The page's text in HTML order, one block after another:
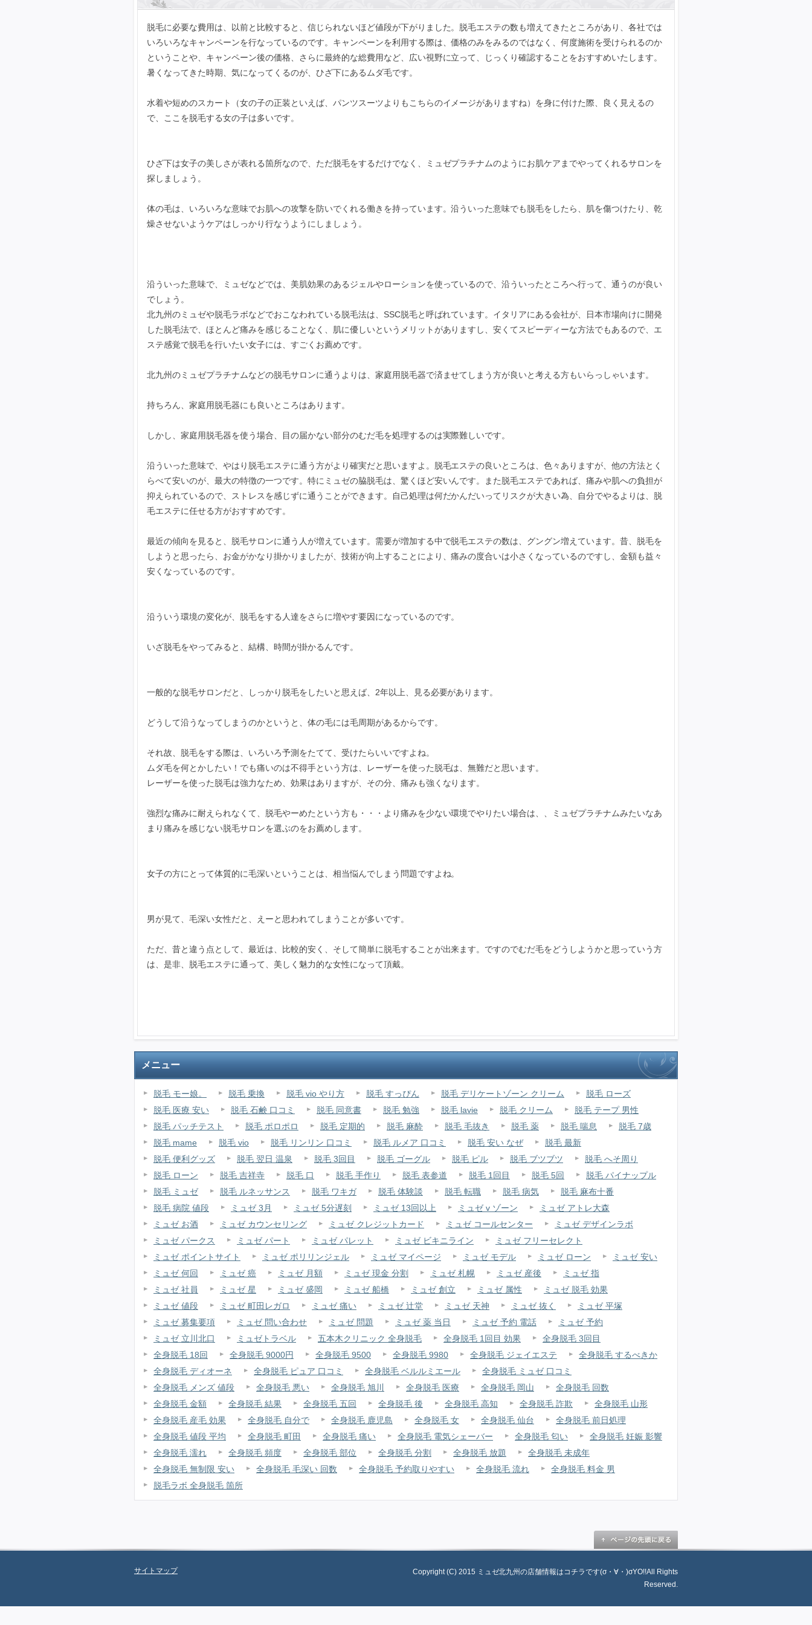
脱毛に必要な費用は、以前と比較すると、信じられないほど値段が下がりました。脱毛エステの数も増えてきたところがあり、各社では
いろいろなキャンペーンを行なっているのです。キャンペーンを利用する際は、価格のみをみるのではなく、何度施術を受けられるのか
ということや、キャンペーン後の価格、さらに最終的な総費用など、広い視野に立って、じっくり確認することをおすすめいたします。
暑くなってきた時期、気になってくるのが、ひざ下にあるムダ毛です。
水着や短めのスカート（女の子の正装といえば、パンツスーツよりもこちらのイメージがありますね）を身に付けた際、良く見えるの
で、ここを脱毛する女の子は多いです。
ひざ下は女子の美しさが表れる箇所なので、ただ脱毛をするだけでなく、ミュゼプラチナムのようにお肌ケアまでやってくれるサロンを
探しましょう。
体の毛は、いろいろな意味でお肌への攻撃を防いでくれる働きを持っています。沿ういった意味でも脱毛をしたら、肌を傷つけたり、乾
燥させないようケアはしっかり行なうようにしましょう。
沿ういった意味で、ミュゼなどでは、美肌効果のあるジェルやローションを使っているので、沿ういったところへ行って、通うのが良い
でしょう。
北九州のミュゼや脱毛ラボなどでおこなわれている脱毛法は、SSC脱毛と呼ばれています。イタリアにある会社が、日本市場向けに開発
した脱毛法で、ほとんど痛みを感じることなく、肌に優しいというメリットがありますし、安くてスピーディーな方法でもあるので、エ
ステ感覚で脱毛を行いたい女子には、すごくお薦めです。
北九州のミュゼプラチナムなどの脱毛サロンに通うよりは、家庭用脱毛器で済ませてしまう方が良いと考える方もいらっしゃいます。
持ちろん、家庭用脱毛器にも良いところはあります。
しかし、家庭用脱毛器を使う場合、目の届かない部分のむだ毛を処理するのは実際難しいです。
沿ういった意味で、やはり脱毛エステに通う方がより確実だと思いますよ。脱毛エステの良いところは、色々ありますが、他の方法とく
らべて安いのが、最大の特徴の一つです。特にミュゼの脇脱毛は、驚くほど安いんです。また脱毛エステであれば、痛みや肌への負担が
抑えられているので、ストレスを感じずに通うことができます。自己処理は何だかんだいってリスクが大きい為、自分でやるよりは、脱
毛エステに任せる方がおすすめです。
最近の傾向を見ると、脱毛サロンに通う人が増えています。需要が増加する中で脱毛エステの数は、グングン増えています。昔、脱毛を
しようと思ったら、お金がかなり掛かりましたが、技術が向上することにより、痛みの度合いは小さくなっているのですし、金額も益々
安くなっているのです。
沿ういう環境の変化が、脱毛をする人達をさらに増やす要因になっているのです。
いざ脱毛をやってみると、結構、時間が掛かるんです。
一般的な脱毛サロンだと、しっかり脱毛をしたいと思えば、2年以上、見る必要があります。
どうして沿うなってしまうのかというと、体の毛には毛周期があるからです。
それ故、脱毛をする際は、いろいろ予測をたてて、受けたらいいですよね。
ムダ毛を何とかしたい！でも痛いのは不得手という方は、レーザーを使った脱毛は、無難だと思います。
レーザーを使った脱毛は強力なため、効果はありますが、その分、痛みも強くなります。
強烈な痛みに耐えられなくて、脱毛やーめたという方も・・・より痛みを少ない環境でやりたい場合は、、ミュゼプラチナムみたいなあ
まり痛みを感じない脱毛サロンを選ぶのをお薦めします。
女子の方にとって体質的に毛深いということは、相当悩んでしまう問題ですよね。
男が見て、毛深い女性だと、えーと思われてしまうことが多いです。
ただ、昔と違う点として、最近は、比較的安く、そして簡単に脱毛することが出来ます。ですのでむだ毛をどうしようかと思っていう方
は、是非、脱毛エステに通って、美しく魅力的な女性になって頂戴。
メニュー
脱毛 モー娘。 脱毛 乗換 脱毛 vio やり方 脱毛 すっぴん 脱毛 デリケートゾーン クリーム
脱毛 ローズ
脱毛 医療 安い
脱毛 石鹸 口コミ 脱毛 同意書 脱毛 勉強 脱毛 lavie 脱毛 クリーム
脱毛 テープ 男性
脱毛 パッチテスト
脱毛 ポロポロ 脱毛 定期的 脱毛 麻酔 脱毛 毛抜き 脱毛 薬 脱毛 喘息
脱毛 7歳
脱毛 mame
脱毛 vio 脱毛 リンリン 口コミ 脱毛 ルメア 口コミ 脱毛 安い なぜ
脱毛 最新
脱毛 便利グッズ
脱毛 翌日 温泉 脱毛 3回目 脱毛 ゴーグル 脱毛 ピル 脱毛 ブツブツ
脱毛 へそ周り
脱毛 ローン
脱毛 吉祥寺 脱毛 口 脱毛 手作り 脱毛 表参道 脱毛 1回目 脱毛 5回
脱毛 パイナップル
脱毛 ミュゼ
脱毛 ルネッサンス 脱毛 ワキガ 脱毛 体験談 脱毛 転職 脱毛 病気
脱毛 麻布十番
脱毛 病院 値段
ミュゼ 3月 ミュゼ 5分遅刻 ミュゼ 13回以上 ミュゼ v ゾーン
ミュゼ アトレ大森
ミュゼ お酒
ミュゼ カウンセリング ミュゼ クレジットカード ミュゼ コールセンター
ミュゼ デザインラボ
ミュゼ パークス
ミュゼ パート ミュゼ パレット ミュゼ ビキニライン
ミュゼ フリーセレクト
ミュゼ ポイントサイト
ミュゼ ポリリンジェル ミュゼ マイページ ミュゼ モデル ミュゼ ローン
ミュゼ 安い
ミュゼ 何回
ミュゼ 癌 ミュゼ 月額 ミュゼ 現金 分割 ミュゼ 札幌 ミュゼ 産後
ミュゼ 指
ミュゼ 社員
ミュゼ 星 ミュゼ 盛岡 ミュゼ 船橋 ミュゼ 創立 ミュゼ 属性
ミュゼ 脱毛 効果
ミュゼ 値段
ミュゼ 町田レガロ ミュゼ 痛い ミュゼ 辻堂 ミュゼ 天神 ミュゼ 抜く
ミュゼ 平塚
ミュゼ 募集要項
ミュゼ 問い合わせ ミュゼ 問題 ミュゼ 薬 当日 ミュゼ 予約 電話
ミュゼ 予約
ミュゼ 立川北口
ミュゼトラベル 五本木クリニック 全身脱毛 全身脱毛 1回目 効果
全身脱毛 3回目
全身脱毛 18回
全身脱毛 9000円 全身脱毛 9500 全身脱毛 9980 全身脱毛 ジェイエステ
全身脱毛 するべきか
全身脱毛 ディオーネ
全身脱毛 ピュア 口コミ 全身脱毛 ベルルミエール
全身脱毛 ミュゼ 口コミ
全身脱毛 メンズ 値段
全身脱毛 悪い 全身脱毛 旭川 全身脱毛 医療 全身脱毛 岡山
全身脱毛 回数
全身脱毛 金額
全身脱毛 結果 全身脱毛 五回 全身脱毛 後 全身脱毛 高知 全身脱毛 詐欺
全身脱毛 山形
全身脱毛 産毛 効果
全身脱毛 自分で 全身脱毛 鹿児島 全身脱毛 女 全身脱毛 仙台
全身脱毛 前日処理
全身脱毛 値段 平均
全身脱毛 町田 全身脱毛 痛い 全身脱毛 電気シェーバー 全身脱毛 匂い
全身脱毛 妊娠 影響
全身脱毛 濡れ
全身脱毛 頻度 全身脱毛 部位 全身脱毛 分割 全身脱毛 放題
全身脱毛 未成年
全身脱毛 無制限 安い
全身脱毛 毛深い 回数 全身脱毛 予約取りやすい 全身脱毛 流れ
全身脱毛 料金 男
脱毛ラボ 全身脱毛 箇所
サイトマップ
Copyright (C) 2015 ミュゼ北九州の店舗情報はコチラです(σ・∀・)σYO!!All Rights
Reserved.